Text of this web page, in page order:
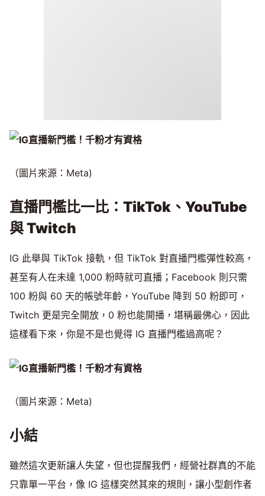
（圖片來源：Meta)
直播門檻比一比：TikTok、YouTube
與 Twitch
IG 此舉與 TikTok 接軌，但 TikTok 對直播門檻彈性較高，
甚至有人在未達 1,000 粉時就可直播；Facebook 則只需
100 粉與 60 天的帳號年齡，YouTube 降到 50 粉即可，
Twitch 更是完全開放，0 粉也能開播，堪稱最佛心，因此
這樣看下來，你是不是也覺得 IG 直播門檻過高呢？
（圖片來源：Meta)
小結
雖然這次更新讓人失望，但也提醒我們，經營社群真的不能
只靠單一平台，像 IG 這樣突然其來的規則，讓小型創作者